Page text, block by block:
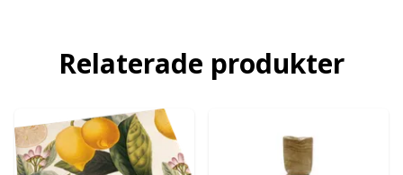
Relaterade produkter